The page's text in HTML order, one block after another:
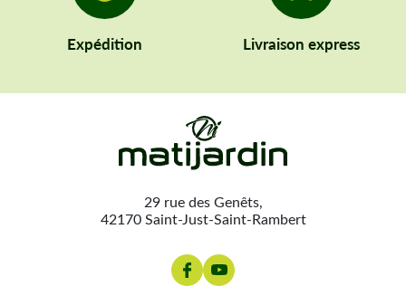
Expédition Livraison express
29 rue des Genêts,
42170 Saint-Just-Saint-Rambert